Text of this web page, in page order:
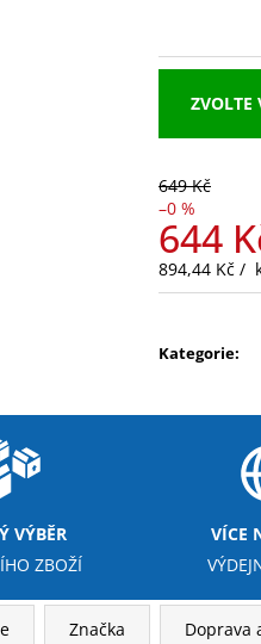
ZVOLTE
649 Kč
–0 %
644
Měrná
cena:
894,44 Kč /
Kategorie:
VÝBĚR
ZBOŽÍ
VÍCE
Značka Doprava